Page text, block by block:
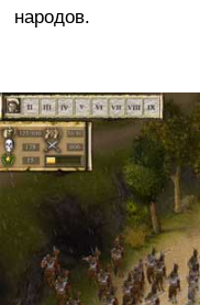
народов.